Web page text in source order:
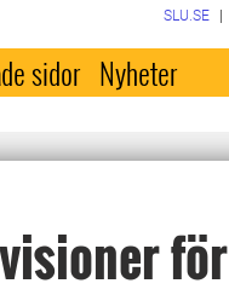
SLU.SE
sidor Nyheter
för